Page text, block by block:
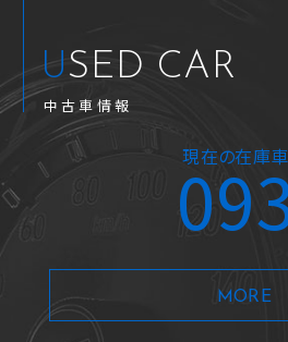
USED CAR
中古車情報
現在の在庫
MORE